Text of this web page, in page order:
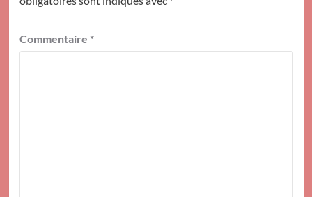
Commentaire *